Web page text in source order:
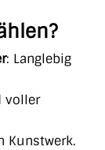
: Langlebig
voller
Kunstwerk.